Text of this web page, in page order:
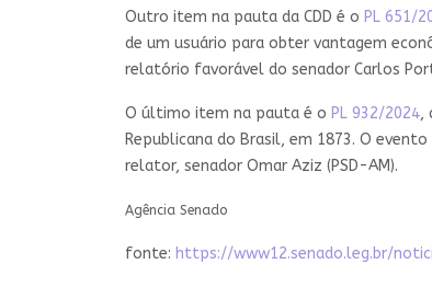
Outro item na pauta da CDD é o PL 651/
de um usuário para obter vantagem
relatório favorável do senador Carlos
O último item na pauta é o PL 932/2024,
Republicana do Brasil, em 1873. O
relator, senador Omar Aziz (PSD-AM).
Agência Senado
fonte: https://www12.senado.leg.br/